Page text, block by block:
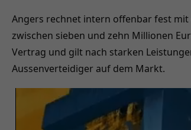
Angers rechnet intern offenbar fest
zwischen sieben und zehn Millionen
Vertrag und gilt nach starken
Aussenverteidiger auf dem Markt.